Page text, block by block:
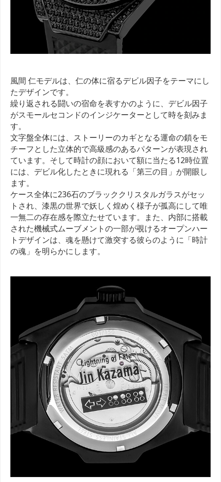
風間 仁モデルは、仁の体に宿るデビル因子をテーマにし
たデザインです。
繰り返される闘いの宿命を表すかのように、デビル因子
がスモールセコンドのインジケーターとして時を刻みま
す。
文字盤全体には、ストーリーのカギとなる運命の鎖をモ
チーフとした立体的で高級感のあるパターンが表現され
ています。そして時計の顔において額に当たる12時位置
には、デビル化したときに現れる「第三の目」が開眼し
ます。
ケース全体に236石のブラッククリスタルガラスがセッ
トされ、漆黒の世界で妖しく煌めく様子が孤高にして唯
一無二の存在感を際立たせています。また、内部に搭載
された機械式ムーブメントの一部が覗けるオープンハー
トデザインは、魂を懸けて激突する彼らのように「時計
の魂」を明らかにします。